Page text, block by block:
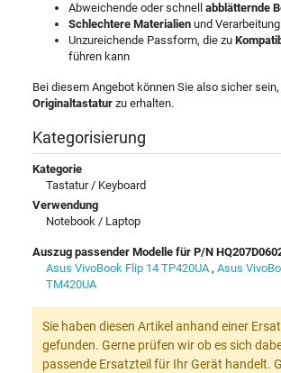
Abweichende oder schnell abblätternde
Schlechtere Materialien und Verarbeitung
Unzureichende Passform, die zu
führen kann
Bei diesem Angebot können Sie also sicher
Originaltastatur zu erhalten.
Kategorisierung
Kategorie
Tastatur / Keyboard
Verwendung
Notebook / Laptop
Auszug passender Modelle für P/N
Asus VivoBook Flip 14 TP420UA, Asus
TM420UA
Sie haben diesen Artikel anhand einer
gefunden. Gerne prüfen wir ob es sich
passende Ersatzteil für Ihr Gerät handelt.